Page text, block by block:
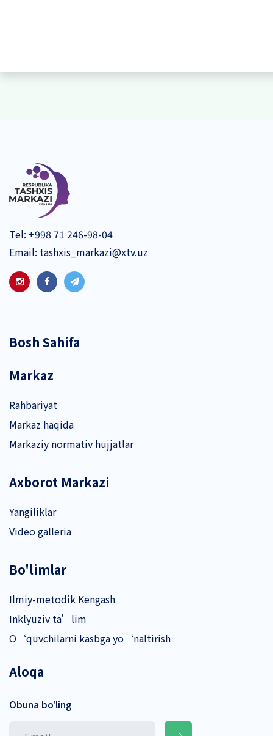
Tel: +998 71 246-98-04
Email: tashxis_markazi@xtv.uz
Bosh Sahifa
Markaz
Rahbariyat
Markaz haqida
Markaziy normativ hujjatlar
Axborot Markazi
Yangiliklar
Video galleria
Bo'limlar
Ilmiy-metodik Kengash
Inklyuziv ta’lim
O‘quvchilarni kasbga yo‘naltirish
Aloqa
Obuna bo'ling